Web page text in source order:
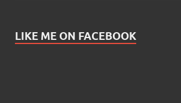
LIKE ME ON FACEBOOK